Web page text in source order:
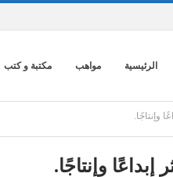
الرئيسية مواهب مكتبة و كتب
وإنتاجًا.
وإنتاجًا.